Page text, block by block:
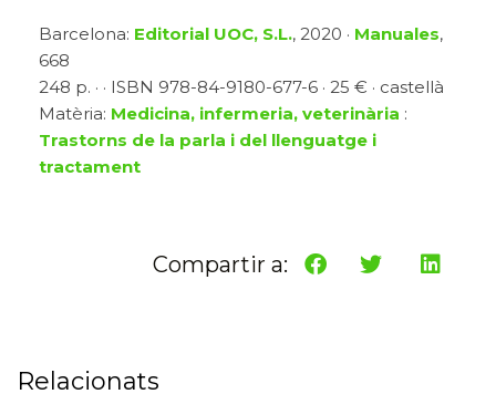
Barcelona: Editorial UOC, S.L., 2020 · Manuales,
668
248 p. · · ISBN 978-84-9180-677-6 · 25 € · castellà
Matèria: Medicina, infermeria, veterinària :
Trastorns de la parla i del llenguatge i
tractament
Compartir a:
Relacionats